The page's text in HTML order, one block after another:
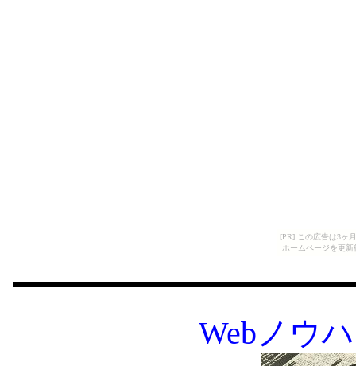
[PR] この広告は3ヶ
ホームページを更
Webノウ